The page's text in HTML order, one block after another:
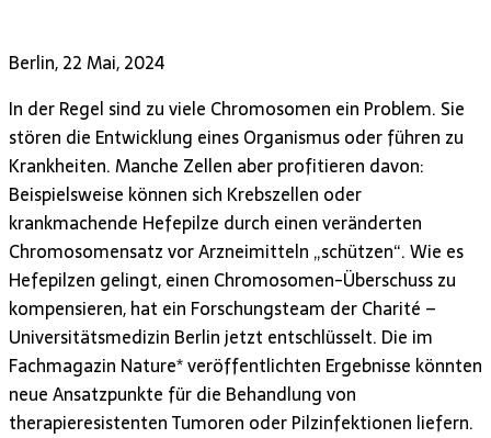
Berlin, 22 Mai, 2024
In der Regel sind zu viele Chromosomen ein Problem. Sie
stören die Entwicklung eines Organismus oder führen zu
Krankheiten. Manche Zellen aber profitieren davon:
Beispielsweise können sich Krebszellen oder
krankmachende Hefepilze durch einen veränderten
Chromosomensatz vor Arzneimitteln „schützen“. Wie es
Hefepilzen gelingt, einen Chromosomen-Überschuss zu
kompensieren, hat ein Forschungsteam der Charité –
Universitätsmedizin Berlin jetzt entschlüsselt. Die im
Fachmagazin Nature* veröffentlichten Ergebnisse könnten
neue Ansatzpunkte für die Behandlung von
therapieresistenten Tumoren oder Pilzinfektionen liefern.